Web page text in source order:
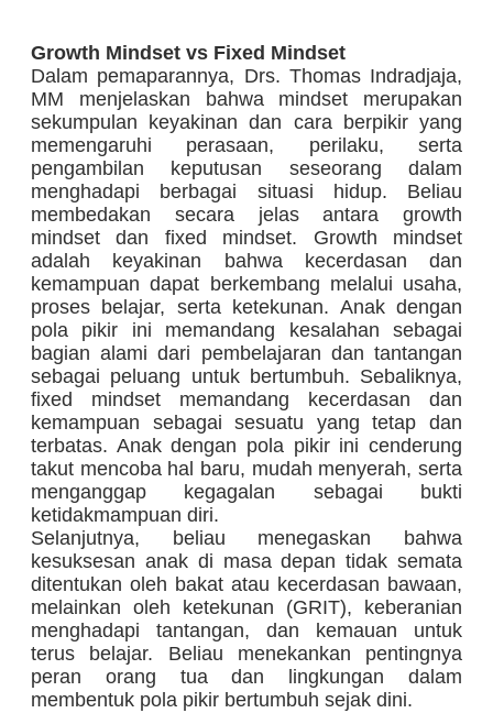
Growth Mindset vs Fixed Mindset
Dalam pemaparannya, Drs. Thomas Indradjaja,
MM menjelaskan bahwa mindset merupakan
sekumpulan keyakinan dan cara berpikir yang
memengaruhi perasaan, perilaku, serta
pengambilan keputusan seseorang dalam
menghadapi berbagai situasi hidup. Beliau
membedakan secara jelas antara growth
mindset dan fixed mindset. Growth mindset
adalah keyakinan bahwa kecerdasan dan
kemampuan dapat berkembang melalui usaha,
proses belajar, serta ketekunan. Anak dengan
pola pikir ini memandang kesalahan sebagai
bagian alami dari pembelajaran dan tantangan
sebagai peluang untuk bertumbuh. Sebaliknya,
fixed mindset memandang kecerdasan dan
kemampuan sebagai sesuatu yang tetap dan
terbatas. Anak dengan pola pikir ini cenderung
takut mencoba hal baru, mudah menyerah, serta
menganggap kegagalan sebagai bukti
ketidakmampuan diri.
Selanjutnya, beliau menegaskan bahwa
kesuksesan anak di masa depan tidak semata
ditentukan oleh bakat atau kecerdasan bawaan,
melainkan oleh ketekunan (GRIT), keberanian
menghadapi tantangan, dan kemauan untuk
terus belajar. Beliau menekankan pentingnya
peran orang tua dan lingkungan dalam
membentuk pola pikir bertumbuh sejak dini.